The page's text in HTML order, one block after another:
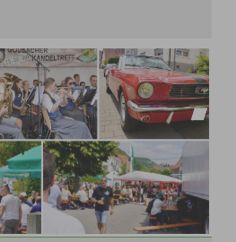
HDG feierlich eingeweiht.